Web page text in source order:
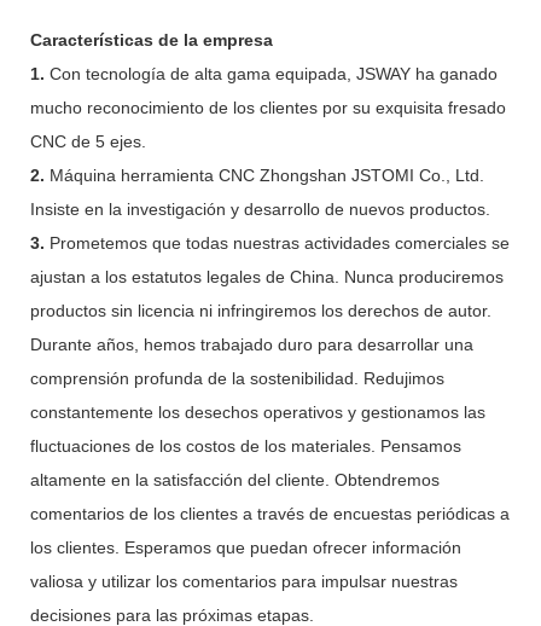
Características de la empresa
1. Con tecnología de alta gama equipada, JSWAY ha ganado
mucho reconocimiento de los clientes por su exquisita fresado
CNC de 5 ejes.
2. Máquina herramienta CNC Zhongshan JSTOMI Co., Ltd.
Insiste en la investigación y desarrollo de nuevos productos.
3. Prometemos que todas nuestras actividades comerciales se
ajustan a los estatutos legales de China. Nunca produciremos
productos sin licencia ni infringiremos los derechos de autor.
Durante años, hemos trabajado duro para desarrollar una
comprensión profunda de la sostenibilidad. Redujimos
constantemente los desechos operativos y gestionamos las
fluctuaciones de los costos de los materiales. Pensamos
altamente en la satisfacción del cliente. Obtendremos
comentarios de los clientes a través de encuestas periódicas a
los clientes. Esperamos que puedan ofrecer información
valiosa y utilizar los comentarios para impulsar nuestras
decisiones para las próximas etapas.